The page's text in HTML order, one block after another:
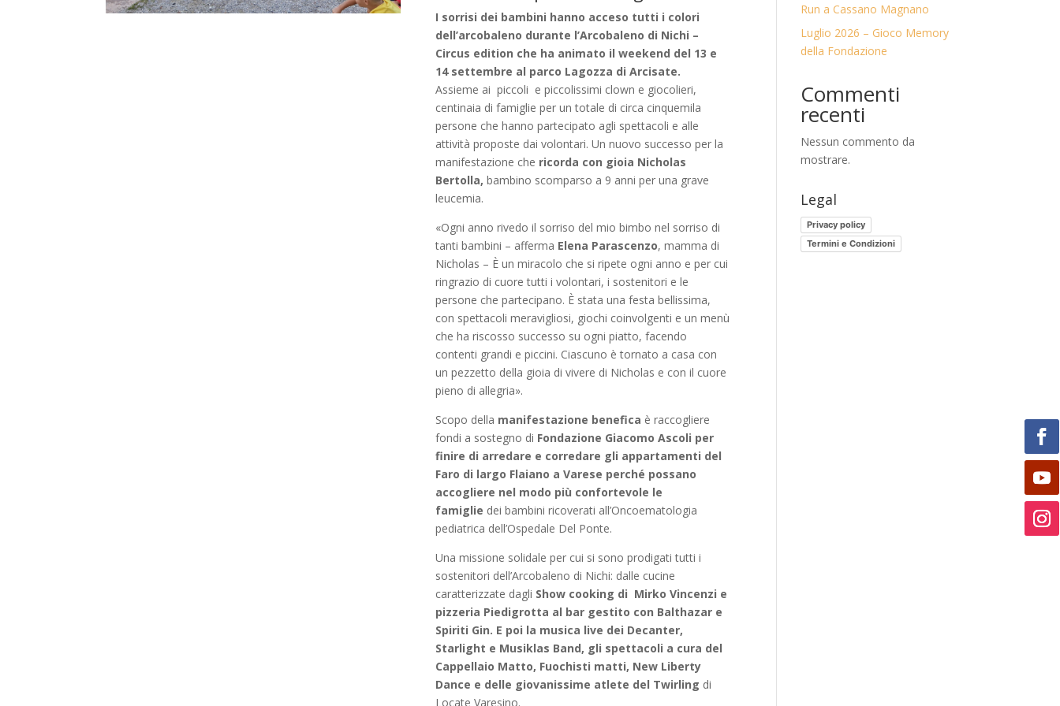
I sorrisi dei bambini hanno acceso tutti i colori
dell’arcobaleno durante l’Arcobaleno di Nichi –
Circus edition che ha animato il weekend del 13 e
14 settembre al parco Lagozza di Arcisate.
Assieme ai piccoli e piccolissimi clown e giocolieri,
centinaia di famiglie per un totale di circa cinquemila
persone che hanno partecipato agli spettacoli e alle
attività proposte dai volontari. Un nuovo successo per la
manifestazione che ricorda con gioia Nicholas
Bertolla, bambino scomparso a 9 anni per una grave
leucemia.
«Ogni anno rivedo il sorriso del mio bimbo nel sorriso di
tanti bambini – afferma Elena Parascenzo, mamma di
Nicholas – È un miracolo che si ripete ogni anno e per cui
ringrazio di cuore tutti i volontari, i sostenitori e le
persone che partecipano. È stata una festa bellissima,
con spettacoli meravigliosi, giochi coinvolgenti e un menù
che ha riscosso successo su ogni piatto, facendo
contenti grandi e piccini. Ciascuno è tornato a casa con
un pezzetto della gioia di vivere di Nicholas e con il cuore
pieno di allegria».
Scopo della manifestazione benefica è raccogliere
fondi a sostegno di Fondazione Giacomo Ascoli per
finire di arredare e corredare gli appartamenti del
Faro di largo Flaiano a Varese perché possano
accogliere nel modo più confortevole le
famiglie dei bambini ricoverati all’Oncoematologia
pediatrica dell’Ospedale Del Ponte.
Una missione solidale per cui si sono prodigati tutti i
sostenitori dell’Arcobaleno di Nichi: dalle cucine
caratterizzate dagli Show cooking di Mirko Vincenzi e
pizzeria Piedigrotta al bar gestito con Balthazar e
Spiriti Gin. E poi la musica live dei Decanter,
Starlight e Musiklas Band, gli spettacoli a cura del
Cappellaio Matto, Fuochisti matti, New Liberty
Dance e delle giovanissime atlete del Twirling di
Locate Varesino.
Run a Cassano Magnano
Luglio 2026 – Gioco Memory
della Fondazione
Commenti
recenti
Nessun commento da
mostrare.
Legal
Privacy policy
Termini e Condizioni